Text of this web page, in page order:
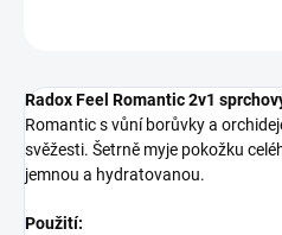
Radox Feel Romantic 2v1
Romantic s vůní borůvky a
svěžesti. Šetrně myje pokožku
jemnou a hydratovanou.
Použití: